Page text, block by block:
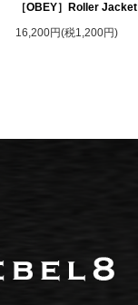
［OBEY］Roller Jacket
16,200円(税1,200円)